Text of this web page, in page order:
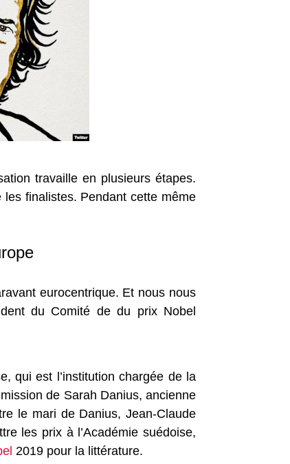
travaille en plusieurs étapes.
finalistes. Pendant cette même
eurocentrique. Et nous nous
du Comité de du prix Nobel
qui est l’institution chargée de la
de Sarah Danius, ancienne
le mari de Danius, Jean-Claude
les prix à l’Académie suédoise,
2019 pour la littérature.